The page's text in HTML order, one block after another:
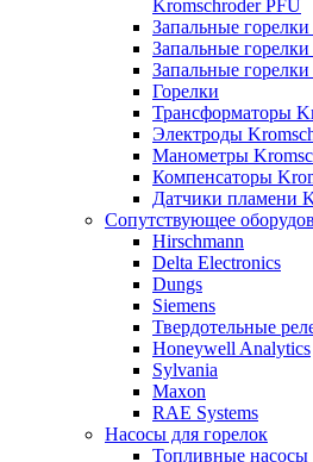
Kromschroder PFU
Запальные
Запальные
Запальные
Горелки
Трансформаторы
Электроды
Манометры
Компенсаторы
Датчики пламени
Сопутствующее
Hirschmann
Delta Electronics
Dungs
Siemens
Твердотельные
Honeywell Analytics
Sylvania
Maxon
RAE Systems
Насосы для горелок
Топливные насосы